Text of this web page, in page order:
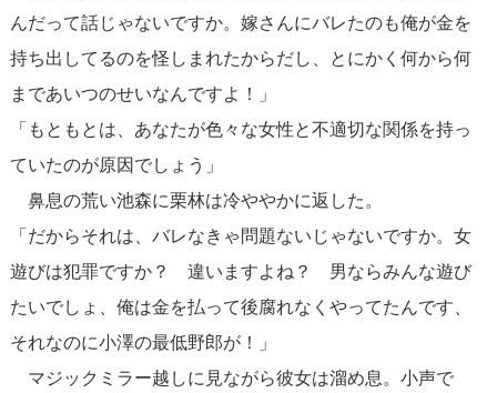
んだって話じゃないですか。嫁さんにバレたのも俺が金を
持ち出してるのを怪しまれたからだし、とにかく何から何
まであいつのせいなんですよ！」
「もともとは、あなたが色々な女性と不適切な関係を持っ
ていたのが原因でしょう」
鼻息の荒い池森に栗林は冷ややかに返した。
「だからそれは、バレなきゃ問題ないじゃないですか。女
遊びは犯罪ですか？ 違いますよね？ 男ならみんな遊び
たいでしょ、俺は金を払って後腐れなくやってたんです、
それなのに小澤の最低野郎が！」
マジックミラー越しに見ながら彼女は溜め息。小声で